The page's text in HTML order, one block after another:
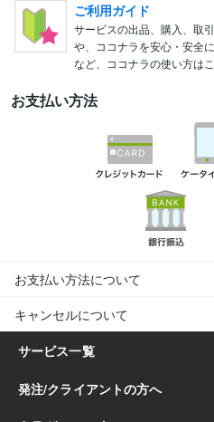
ご利用ガイド
サービスの出品、購入、取
や、ココナラを安心・安全
など、ココナラの使い方はこ
お支払い方法
お支払い方法について
キャンセルについて